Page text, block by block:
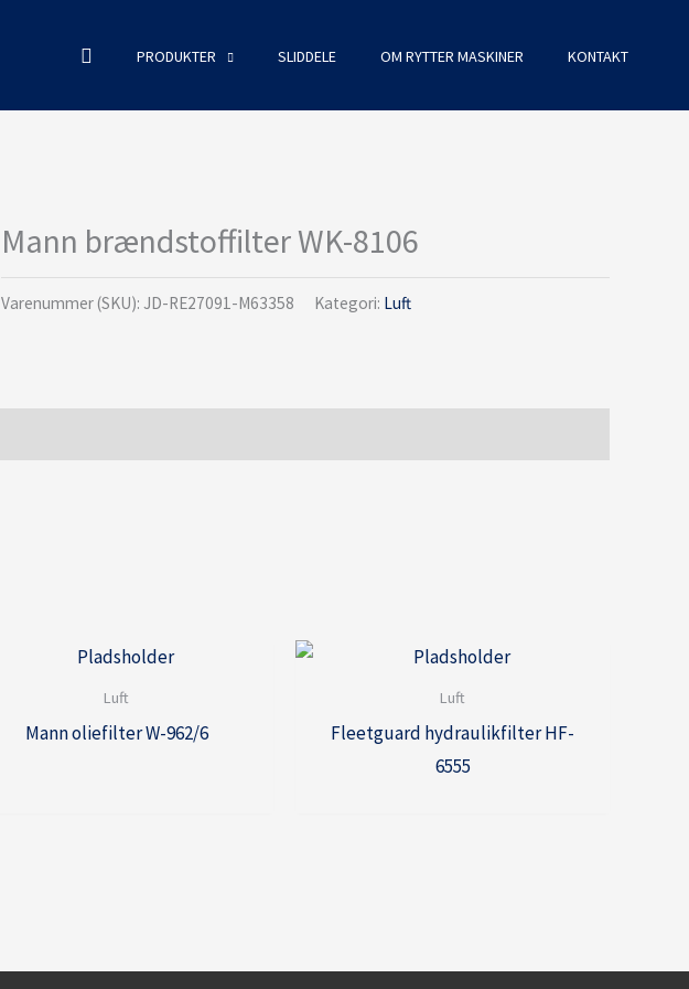
Søg PRODUKTER SLIDDELE OM RYTTER MASKINER KONTAKT
Mann brændstoffilter WK-8106
Varenummer (SKU): JD-RE27091-M63358 Kategori: Luft
Luft
Mann oliefilter W-962/6
Luft
Fleetguard hydraulikfilter HF-
6555